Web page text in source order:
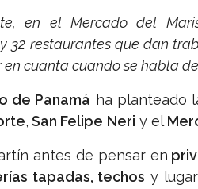
en el Mercado del
32 restaurantes que dan
cuanta cuando se habla
de Panamá ha planteado
, San Felipe Neri y el
antes de pensar en
tapadas, techos y